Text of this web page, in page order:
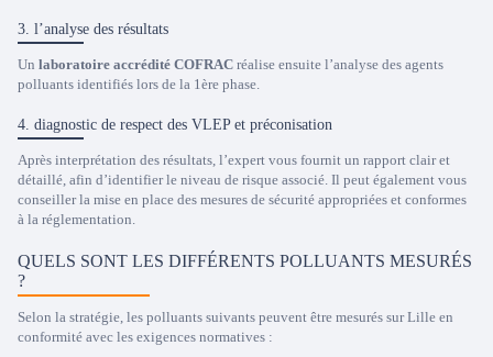
3. l’analyse des résultats
Un laboratoire accrédité COFRAC réalise ensuite l’analyse des agents
polluants identifiés lors de la 1ère phase.
4. diagnostic de respect des VLEP et préconisation
Après interprétation des résultats, l’expert vous fournit un rapport clair et
détaillé, afin d’identifier le niveau de risque associé. Il peut également vous
conseiller la mise en place des mesures de sécurité appropriées et conformes
à la réglementation.
QUELS SONT LES DIFFÉRENTS POLLUANTS MESURÉS
?
Selon la stratégie, les polluants suivants peuvent être mesurés sur Lille en
conformité avec les exigences normatives :